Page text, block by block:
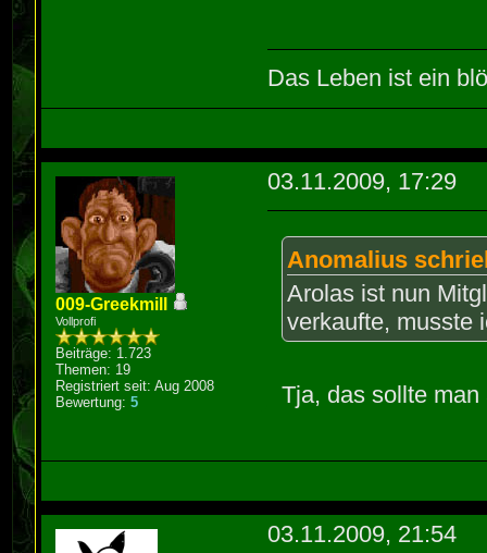
Das Leben ist ein
009-Greekmill
Vollprofi
Beiträge: 1.723
Themen: 19
Registriert seit: Aug 2008
Bewertung:5
03.11.2009, 17:29
Anomalius
Arolas ist nun
verkaufte, musste
Tja, das sollte
03.11.2009, 21:54